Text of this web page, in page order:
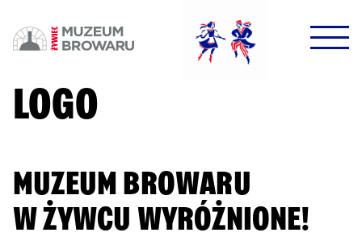
DOWODZIKI DO KONTROLI!
POTWIERDŹ
LOGO
MUZEUM BROWARU
W ŻYWCU WYRÓŻNIONE!